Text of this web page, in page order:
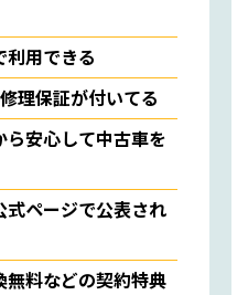
利用できる
理保証が付いてる
安心して中古車を
ページで公表され
料などの契約特典